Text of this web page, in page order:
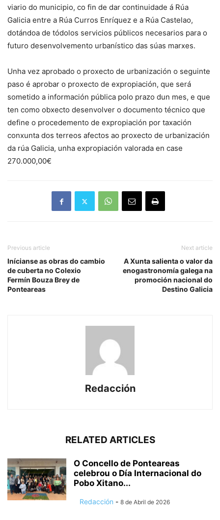
viario do municipio, co fin de dar continuidade á Rúa
Galicia entre a Rúa Curros Enríquez e a Rúa Castelao,
dotándoa de tódolos servicios públicos necesarios para o
futuro desenvolvemento urbanístico das súas marxes.
Unha vez aprobado o proxecto de urbanización o seguinte
paso é aprobar o proxecto de expropiación, que será
sometido a información pública polo prazo dun mes, e que
ten como obxecto desenvolver o documento técnico que
define o procedemento de expropiación por taxación
conxunta dos terreos afectos ao proxecto de urbanización
da rúa Galicia, unha expropiación valorada en case
270.000,00€
Previous article
Inícianse as obras do cambio
de cuberta no Colexio
Fermín Bouza Brey de
Ponteareas
Next article
A Xunta salienta o valor da
enogastronomía galega na
promoción nacional do
Destino Galicia
Redacción
RELATED ARTICLES
O Concello de Ponteareas
celebrou o Día Internacional do
Pobo Xitano...
Redacción - 8 de Abril de 2026